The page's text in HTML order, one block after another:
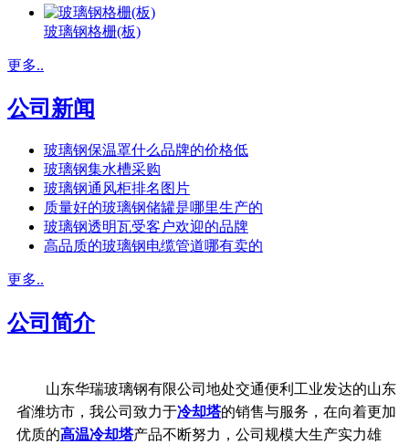
玻璃钢格栅(板)
更多..
公司新闻
玻璃钢保温罩什么品牌的价格低
玻璃钢集水槽采购
玻璃钢通风柜排名图片
质量好的玻璃钢储罐是哪里生产的
玻璃钢透明瓦受客户欢迎的品牌
高品质的玻璃钢电缆管道哪有卖的
更多..
公司简介
山东华瑞玻璃钢有限公司地处交通便利工业发达的山东
省潍坊市，我公司致力于冷却塔的销售与服务，在向着更加
优质的高温冷却塔产品不断努力，公司规模大生产实力雄